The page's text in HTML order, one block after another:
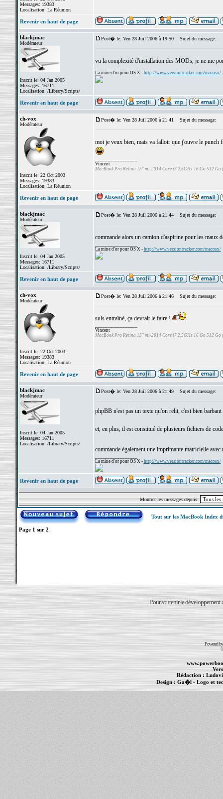
Messages: 19383
Localisation: La Réunion
Revenir en haut de page
blackjmac
Modérateur
Inscrit le: 04 Jan 2005
Messages: 16711
Localisation: /Library/Scripts/
Post� le: Ven 28 Juil 2006 à 19:50 Sujet du message:
vu la complexité d'installation des MODs, je ne me
La mine d'or pour OS X - http://www.versiontracker.com/macosx/
Revenir en haut de page
ch-vox
Modérateur
Inscrit le: 22 Oct 2003
Messages: 19383
Localisation: La Réunion
Post� le: Ven 28 Juil 2006 à 21:41 Sujet du message:
moi je veux bien, mais va falloir que j'ouvre le punch
Vincent
MacBook Pro Retina 15" mi-2014 Core i7 2,5GHz 16 Go 512 Go
Revenir en haut de page
blackjmac
Modérateur
Inscrit le: 04 Jan 2005
Messages: 16711
Localisation: /Library/Scripts/
Post� le: Ven 28 Juil 2006 à 21:44 Sujet du message:
commande alors un camion d'aspirine pour les maux
La mine d'or pour OS X - http://www.versiontracker.com/macosx/
Revenir en haut de page
ch-vox
Modérateur
Inscrit le: 22 Oct 2003
Messages: 19383
Localisation: La Réunion
Post� le: Ven 28 Juil 2006 à 21:46 Sujet du message:
suis entraîné, ça devrait le faire !
Vincent
MacBook Pro Retina 15" mi-2014 Core i7 2,5GHz 16 Go 512 Go
Revenir en haut de page
blackjmac
Modérateur
Inscrit le: 04 Jan 2005
Messages: 16711
Localisation: /Library/Scripts/
Post� le: Ven 28 Juil 2006 à 21:49 Sujet du message:
phpBB n'est pas un texte qu'on relit, c'est bien barbant
et, en plus, il est constitué de plusieurs fichiers de
commande également une imprimante matricielle
La mine d'or pour OS X - http://www.versiontracker.com/macosx/
Revenir en haut de page
Montrer les messages depuis:
Tout sur les MacBook Index
Page 1 sur 2
Pour soutenir le développement
Powered
Rédaction :
Design : Ga�l- Logo et
Informations : - MacBook Pro